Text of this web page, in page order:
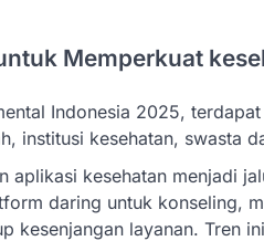
Memperkuat
Indonesia 2025,
institusi kesehatan, swasta
aplikasi kesehatan menjadi
daring untuk konseling,
kesenjangan layanan. Tren